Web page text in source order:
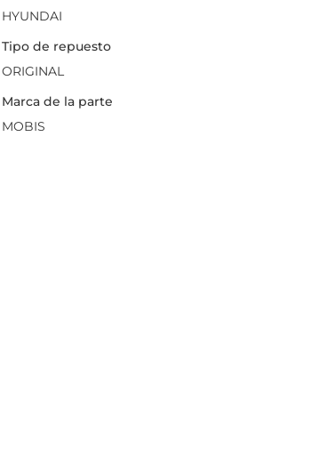
HYUNDAI
Tipo de repuesto
ORIGINAL
Marca de la parte
MOBIS